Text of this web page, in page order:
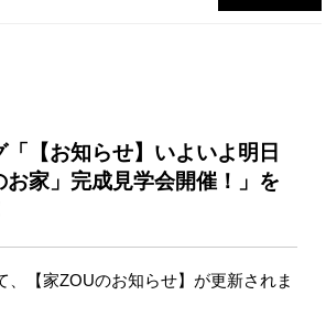
「【お知らせ】いよいよ明日
お家」完成見学会開催！」を
、【家ZOUのお知らせ】が更新されま